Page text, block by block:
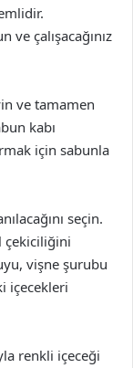
çalışacağınız
ve tamamen
kabı
için sabunla
seçin.
çekiciliğini
vişne şurubu
içecekleri
renkli içeceği